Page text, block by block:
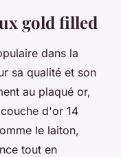
gold filled
dans la
sa qualité et son
au plaqué or,
d'or 14
le laiton,
tout en